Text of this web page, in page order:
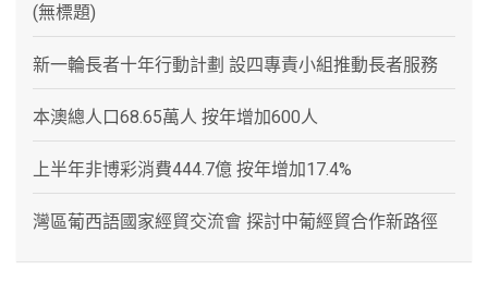
(無標題)
新一輪長者十年行動計劃 設四專責小組推動長者服務
本澳總人口68.65萬人 按年增加600人
上半年非博彩消費444.7億 按年增加17.4%
灣區葡西語國家經貿交流會 探討中葡經貿合作新路徑